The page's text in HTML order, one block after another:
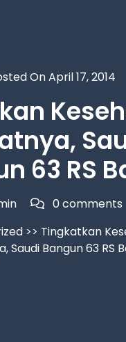
On April 17, 2014
63 RS
0 comments
>> Tingkatkan
Saudi Bangun 63 RS